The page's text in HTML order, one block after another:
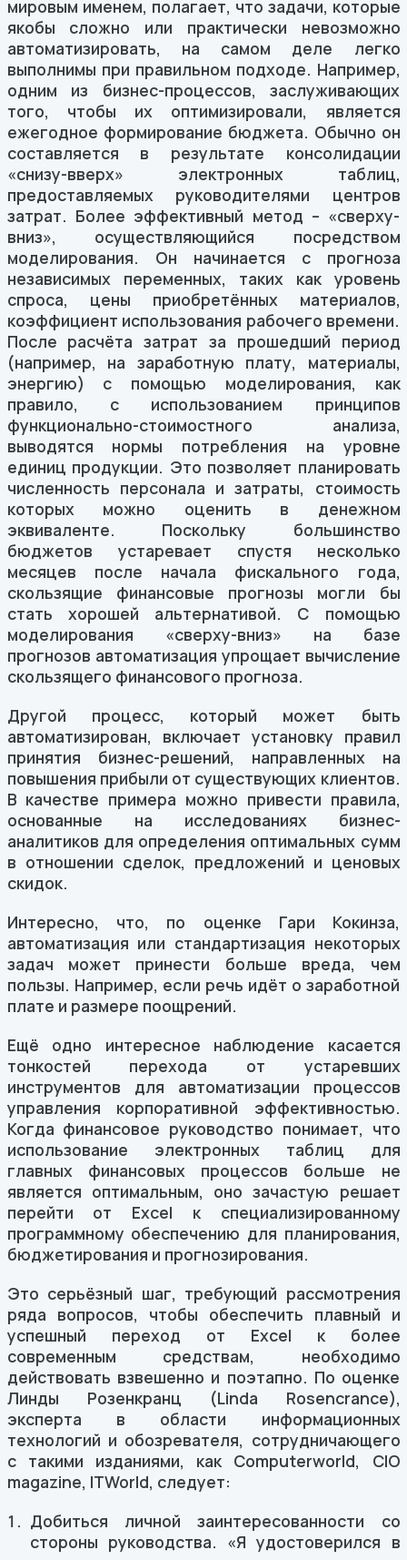
мировым именем, полагает, что задачи, которые
якобы сложно или практически невозможно
автоматизировать, на самом деле легко
выполнимы при правильном подходе. Например,
одним из бизнес-процессов, заслуживающих
того, чтобы их оптимизировали, является
ежегодное формирование бюджета. Обычно он
составляется в результате консолидации
«снизу-вверх» электронных таблиц,
предоставляемых руководителями центров
затрат. Более эффективный метод – «сверху-
вниз», осуществляющийся посредством
моделирования. Он начинается с прогноза
независимых переменных, таких как уровень
спроса, цены приобретённых материалов,
коэффициент использования рабочего времени.
После расчёта затрат за прошедший период
(например, на заработную плату, материалы,
энергию) с помощью моделирования, как
правило, с использованием принципов
функционально-стоимостного анализа,
выводятся нормы потребления на уровне
единиц продукции. Это позволяет планировать
численность персонала и затраты, стоимость
которых можно оценить в денежном
эквиваленте. Поскольку большинство
бюджетов устаревает спустя несколько
месяцев после начала фискального года,
скользящие финансовые прогнозы могли бы
стать хорошей альтернативой. С помощью
моделирования «сверху-вниз» на базе
прогнозов автоматизация упрощает вычисление
скользящего финансового прогноза.
Другой процесс, который может быть
автоматизирован, включает установку правил
принятия бизнес-решений, направленных на
повышения прибыли от существующих клиентов.
В качестве примера можно привести правила,
основанные на исследованиях бизнес-
аналитиков для определения оптимальных сумм
в отношении сделок, предложений и ценовых
скидок.
Интересно, что, по оценке Гари Кокинза,
автоматизация или стандартизация некоторых
задач может принести больше вреда, чем
пользы. Например, если речь идёт о заработной
плате и размере поощрений.
Ещё одно интересное наблюдение касается
тонкостей перехода от устаревших
инструментов для автоматизации процессов
управления корпоративной эффективностью.
Когда финансовое руководство понимает, что
использование электронных таблиц для
главных финансовых процессов больше не
является оптимальным, оно зачастую решает
перейти от Excel к специализированному
программному обеспечению для планирования,
бюджетирования и прогнозирования.
Это серьёзный шаг, требующий рассмотрения
ряда вопросов, чтобы обеспечить плавный и
успешный переход от Excel к более
современным средствам, необходимо
действовать взвешенно и поэтапно. По оценке
Линды Розенкранц (Linda Rosencrance),
эксперта в области информационных
технологий и обозревателя, сотрудничающего
с такими изданиями, как Computerworld, CIO
magazine, ITWorld, следует:
Добиться личной заинтересованности со
стороны руководства. «Я удостоверился в